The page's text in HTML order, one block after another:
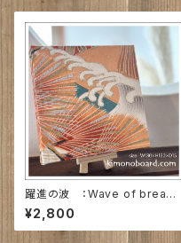
躍進の波 ：Wave of breakt
hrough～
¥2,800